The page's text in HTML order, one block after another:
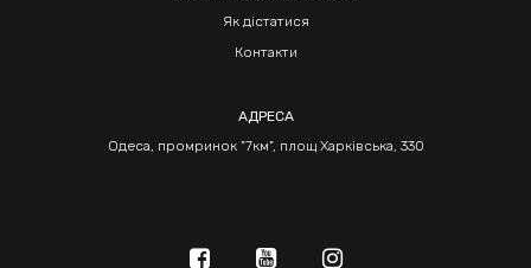
Як дістатися
Контакти
АДРЕСА
Одеса, промринок "7км", площ Харківська, 330